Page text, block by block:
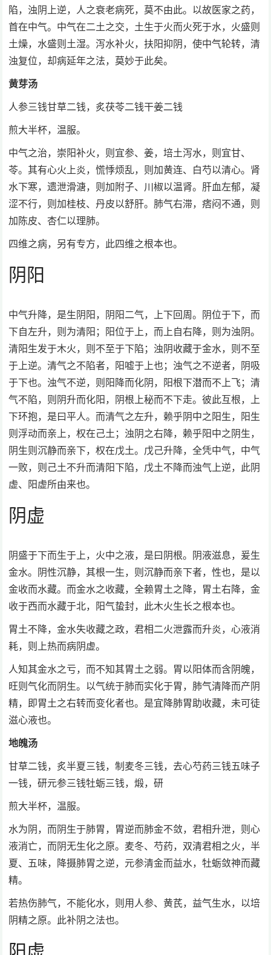
陷，浊阴上逆，人之衰老病死，莫不由此。以故医家之药，
首在中气。中气在二土之交，土生于火而火死于水，火盛则
土燥，水盛则土湿。泻水补火，扶阳抑阴，使中气轮转，清
浊复位，却病延年之法，莫妙于此矣。
黄芽汤
人参三钱甘草二钱，炙茯苓二钱干姜二钱
煎大半杯，温服。
中气之治，崇阳补火，则宜参、姜，培土泻水，则宜甘、
苓。其有心火上炎，慌悸烦乱，则加黄连、白芍以清心。肾
水下寒，遗泄滑溏，则加附子、川椒以温肾。肝血左郁，凝
涩不行，则加桂枝、丹皮以舒肝。肺气右滞，痞闷不通，则
加陈皮、杏仁以理肺。
四维之病，另有专方，此四维之根本也。
阴阳
中气升降，是生阴阳，阴阳二气，上下回周。阴位于下，而
下自左升，则为清阳；阳位于上，而上自右降，则为浊阴。
清阳生发于木火，则不至于下陷；浊阴收藏于金水，则不至
于上逆。清气之不陷者，阳嘘于上也；浊气之不逆者，阴吸
于下也。浊气不逆，则阳降而化阴，阳根下潜而不上飞；清
气不陷，则阴升而化阳，阴根上秘而不下走。彼此互根，上
下环抱，是曰平人。而清气之左升，赖乎阴中之阳生，阳生
则浮动而亲上，权在己土；浊阴之右降，赖乎阳中之阴生，
阴生则沉静而亲下，权在戊土。戊己升降，全凭中气，中气
一败，则己土不升而清阳下陷，戊土不降而浊气上逆，此阴
虚、阳虚所由来也。
阴虚
阴盛于下而生于上，火中之液，是曰阴根。阴液滋息，爰生
金水。阴性沉静，其根一生，则沉静而亲下者，性也，是以
金收而水藏。而金水之收藏，全赖胃土之降，胃土右降，金
收于西而水藏于北，阳气蛰封，此木火生长之根本也。
胃土不降，金水失收藏之政，君相二火泄露而升炎，心液消
耗，则上热而病阴虚。
人知其金水之亏，而不知其胃土之弱。胃以阳体而含阴魄，
旺则气化而阴生。以气统于肺而实化于胃，肺气清降而产阴
精，即胃土之右转而变化者也。是宜降肺胃助收藏，未可徒
滋心液也。
地魄汤
甘草二钱，炙半夏三钱，制麦冬三钱，去心芍药三钱五味子
一钱，研元参三钱牡蛎三钱，煅，研
煎大半杯，温服。
水为阴，而阴生于肺胃，胃逆而肺金不敛，君相升泄，则心
液消亡，而阴无生化之原。麦冬、芍药，双清君相之火，半
夏、五味，降摄肺胃之逆，元参清金而益水，牡蛎敛神而藏
精。
若热伤肺气，不能化水，则用人参、黄芪，益气生水，以培
阴精之原。此补阴之法也。